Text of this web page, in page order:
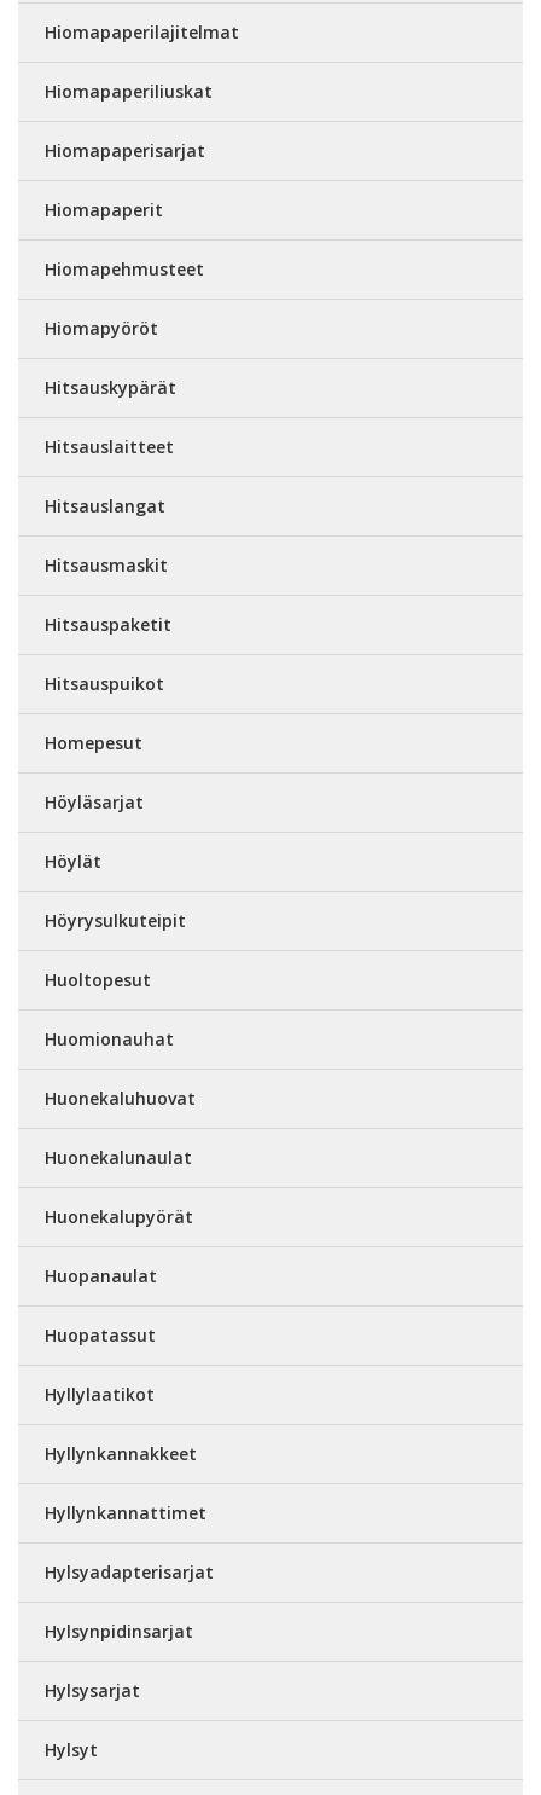
Hiomapaperilajitelmat
Hiomapaperiliuskat
Hiomapaperisarjat
Hiomapaperit
Hiomapehmusteet
Hiomapyöröt
Hitsauskypärät
Hitsauslaitteet
Hitsauslangat
Hitsausmaskit
Hitsauspaketit
Hitsauspuikot
Homepesut
Höyläsarjat
Höylät
Höyrysulkuteipit
Huoltopesut
Huomionauhat
Huonekaluhuovat
Huonekalunaulat
Huonekalupyörät
Huopanaulat
Huopatassut
Hyllylaatikot
Hyllynkannakkeet
Hyllynkannattimet
Hylsyadapterisarjat
Hylsynpidinsarjat
Hylsysarjat
Hylsyt